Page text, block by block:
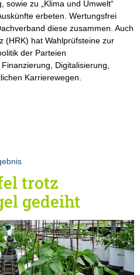
sowie zu „Klima und Umwelt“
erbeten. Wertungsfrei
diese zusammen. Auch
(HRK) hat Wahlprüfsteine zur
der Parteien
Digitalisierung,
Karrierewegen.
trotz
gedeiht